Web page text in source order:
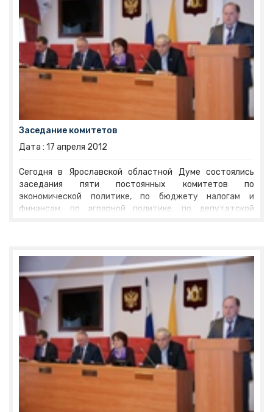
Заседание комитетов
Дата : 17 апреля 2012
Сегодня в Ярославской областной Думе состоялись
заседания пяти постоянных комитетов по
экономической политике, по бюджету налогам и
финансам, по аграрной политике, по депутатской